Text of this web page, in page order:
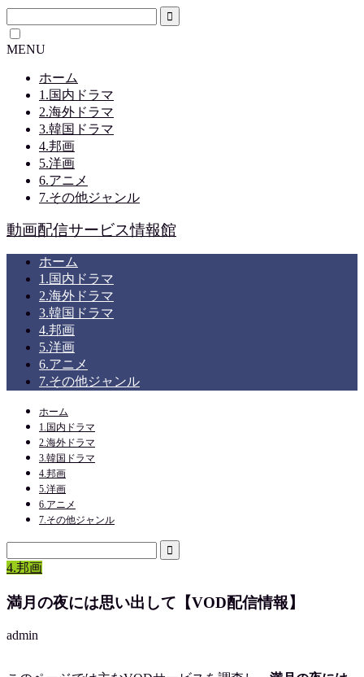
MENU
ホーム
1.国内ドラマ
2.海外ドラマ
3.韓国ドラマ
4.邦画
5.洋画
6.アニメ
7.その他ジャンル
動画配信サービス情報館
ホーム
1.国内ドラマ
2.海外ドラマ
3.韓国ドラマ
4.邦画
5.洋画
6.アニメ
7.その他ジャンル
ホーム
1.国内ドラマ
2.海外ドラマ
3.韓国ドラマ
4.邦画
5.洋画
6.アニメ
7.その他ジャンル
4.邦画
満月の夜には思い出して【VOD配信情報】
admin